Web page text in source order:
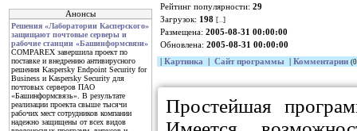
Анонсы
Решения «Лаборатории Касперского»
защищают почтовые серверы и
рабочие станции «Башинформсвязи»
COMPAREX завершила проект по
поставке и внедрению антивирусного
решения Kaspersky Endpoint Security for
Business и Kaspersky Security для
почтовых серверов ПАО
«Башинформсвязь». В результате
реализации проекта свыше тысячи
рабочих мест сотрудников компании
надежно защищены от всех видов
Рейтинг популярности: 29
Загрузок: 198 [...]
Размещена: 2005-08-31 00:00:00
Обновлена: 2005-08-31 00:00:00
Картинка Сайт программы Комментарии
Простейшая